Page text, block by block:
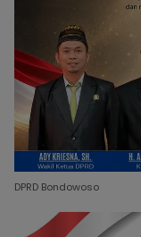
DPRD Bondowoso